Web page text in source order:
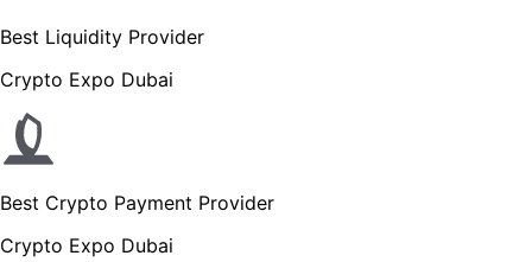
Best Liquidity Provider
Crypto Expo Dubai
Best Crypto Payment Provider
Crypto Expo Dubai